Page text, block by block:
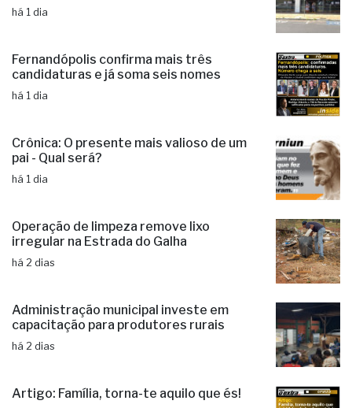
há 1 dia
Fernandópolis confirma mais três
candidaturas e já soma seis nomes
há 1 dia
Crônica: O presente mais valioso de um
pai - Qual será?
há 1 dia
Operação de limpeza remove lixo
irregular na Estrada do Galha
há 2 dias
Administração municipal investe em
capacitação para produtores rurais
há 2 dias
Artigo: Família, torna-te aquilo que és!